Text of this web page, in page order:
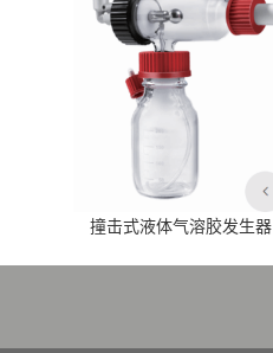
撞击式液体气溶胶发生器